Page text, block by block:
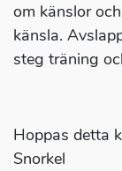
om känslor
känsla.
steg träning
Hoppas detta
Snorkel